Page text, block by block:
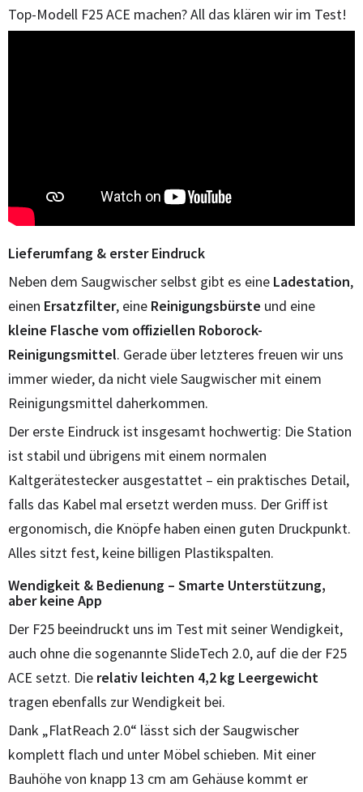
Top-Modell F25 ACE machen? All das klären wir im Test!
Lieferumfang & erster Eindruck
Neben dem Saugwischer selbst gibt es eine Ladestation,
einen Ersatzfilter, eine Reinigungsbürste und eine
kleine Flasche vom offiziellen Roborock-
Reinigungsmittel. Gerade über letzteres freuen wir uns
immer wieder, da nicht viele Saugwischer mit einem
Reinigungsmittel daherkommen.
Der erste Eindruck ist insgesamt hochwertig: Die Station
ist stabil und übrigens mit einem normalen
Kaltgerätestecker ausgestattet – ein praktisches Detail,
falls das Kabel mal ersetzt werden muss. Der Griff ist
ergonomisch, die Knöpfe haben einen guten Druckpunkt.
Alles sitzt fest, keine billigen Plastikspalten.
Wendigkeit & Bedienung – Smarte Unterstützung,
aber keine App
Der F25 beeindruckt uns im Test mit seiner Wendigkeit,
auch ohne die sogenannte SlideTech 2.0, auf die der F25
ACE setzt. Die relativ leichten 4,2 kg Leergewicht
tragen ebenfalls zur Wendigkeit bei.
Dank „FlatReach 2.0“ lässt sich der Saugwischer
komplett flach und unter Möbel schieben. Mit einer
Bauhöhe von knapp 13 cm am Gehäuse kommt er